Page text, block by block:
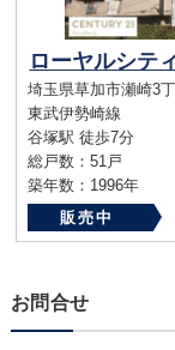
ローヤルシテ
埼玉県草加市瀬崎3
東武伊勢崎線
谷塚駅 徒歩7分
総戸数：51戸
築年数：1996年
販売中
お問合せ